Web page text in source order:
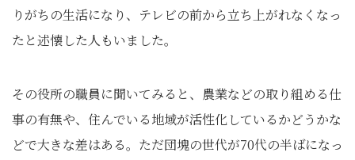
りがちの生活になり、テレビの前から立ち上がれなくなっ
たと述懐した人もいました。
その役所の職員に聞いてみると、農業などの取り組める仕
事の有無や、住んでいる地域が活性化しているかどうかな
どで大きな差はある。ただ団塊の世代が70代の半ばになっ